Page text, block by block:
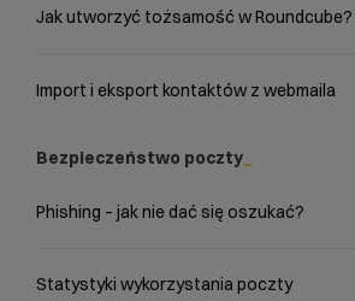
Jak utworzyć tożsamość w Roundcube?
Import i eksport kontaktów z webmaila
Bezpieczeństwo poczty
Phishing – jak nie dać się oszukać?
Statystyki wykorzystania poczty